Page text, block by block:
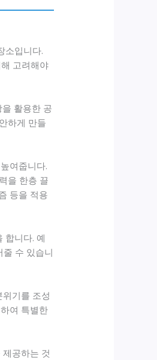
소입니다.
고려해야
활용한 공
하게 만들
여줍니다.
을 한층 끌
등을 적용
합니다. 예
수 있습니
기를 조성
여 특별한
공하는 것